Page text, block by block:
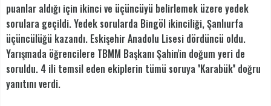
puanlar aldığı için ikinci ve üçüncüyü belirlemek üzere yedek
sorulara geçildi. Yedek sorularda Bingöl ikinciliği, Şanlıurfa
üçüncülüğü kazandı. Eskişehir Anadolu Lisesi dördüncü oldu.
Yarışmada öğrencilere TBMM Başkanı Şahin'in doğum yeri de
soruldu. 4 ili temsil eden ekiplerin tümü soruya ''Karabük'' doğru
yanıtını verdi.